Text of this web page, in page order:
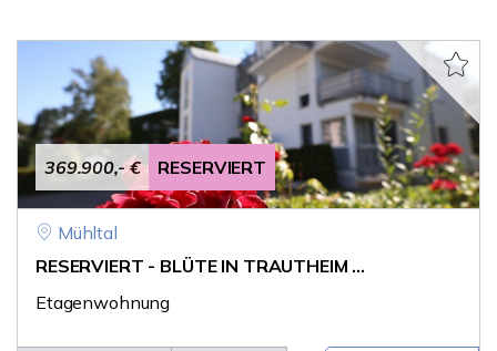
369.900,- € RESERVIERT
Mühltal
RESERVIERT - BLÜTE IN TRAUTHEIM ...
Etagenwohnung